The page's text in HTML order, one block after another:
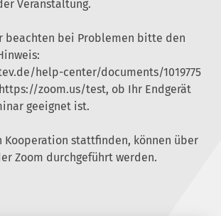
Veranstaltung.
beachten bei Problemen bitte den
help-center/documents/1019775
https://zoom.us/test, ob Ihr Endgerät
geeignet ist.
Kooperation stattfinden, können über
Zoom durchgeführt werden.